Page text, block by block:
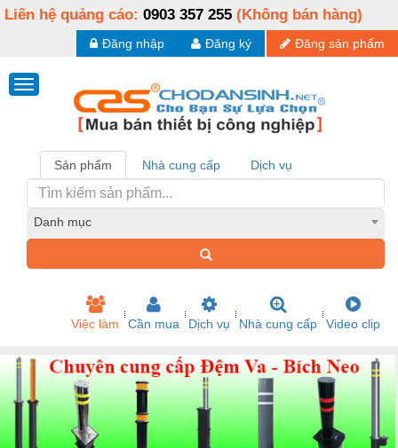
Liên hệ quảng cáo: 0903 357 255 (Không bán hàng)
Đăng sản phẩm
Đăng ký
Đăng nhập
Sản phẩm Nhà cung cấp Dịch vụ
Danh mục
Việc làm Cần mua Dịch vụ Nhà cung cấp Video clip